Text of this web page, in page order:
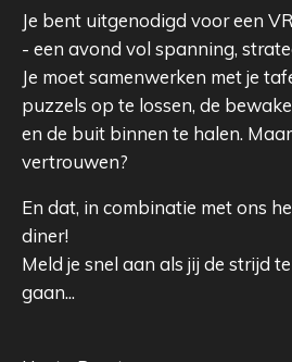
Je bent uitgenodigd voor een
- een avond vol spanning,
Je moet samenwerken met je
puzzels op te lossen, de
en de buit binnen te halen.
vertrouwen?
En dat, in combinatie met ons
diner!
Meld je snel aan als jij de strijd
gaan...